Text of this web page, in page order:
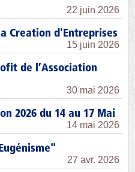
22 juin 2026
Creation d'Entreprises
15 juin 2026
de l’Association
30 mai 2026
2026 du 14 au 17 Mai
14 mai 2026
27 avr. 2026